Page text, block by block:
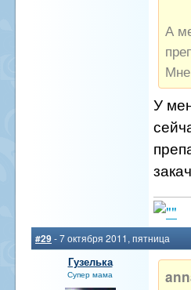
А
У
#29- 7 октября 2011, пятница
Гузелька
Супер мама